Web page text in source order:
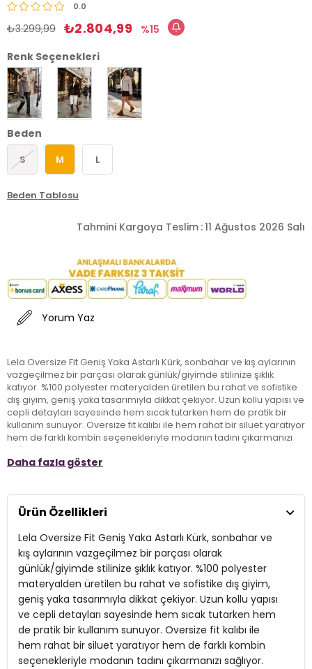
0.0
₺3.299,99 ₺2.804,99
15
Renk Seçenekleri
Beden
S M L
Beden Tablosu
Tahmini Kargoya Teslim :11 Ağustos 2026 Salı
Yorum Yaz
Lela Oversize Fit Geniş Yaka Astarlı Kürk, sonbahar ve kış aylarının
vazgeçilmez bir parçası olarak günlük/giyimde stilinize şıklık
katıyor. %100 polyester materyalden üretilen bu rahat ve sofistike
dış giyim, geniş yaka tasarımıyla dikkat çekiyor. Uzun kollu yapısı ve
cepli detayları sayesinde hem sıcak tutarken hem de pratik bir
kullanım sunuyor. Oversize fit kalıbı ile hem rahat bir siluet yaratıyor
hem de farklı kombin seçenekleriyle modanın tadını çıkarmanızı
sağlıyor. Lelanın bu şık parçası, soğuk günlerde bile stilinizden
ödün vermeden özgüvenli bir görünüm oluşturmanızı sağlıyor.
Model:
Mevsim:Sonbahar/Kış
Materyal:%100 Polyester
Yaka Tipi:Geniş Yaka
Kapama Şekli: Agraf
Kol Tipi: Uzun Kol
Daha fazla göster
Ürün Özellikleri
Lela Oversize Fit Geniş Yaka Astarlı Kürk, sonbahar ve
kış aylarının vazgeçilmez bir parçası olarak
günlük/giyimde stilinize şıklık katıyor. %100 polyester
materyalden üretilen bu rahat ve sofistike dış giyim,
geniş yaka tasarımıyla dikkat çekiyor. Uzun kollu yapısı
ve cepli detayları sayesinde hem sıcak tutarken hem
de pratik bir kullanım sunuyor. Oversize fit kalıbı ile
hem rahat bir siluet yaratıyor hem de farklı kombin
seçenekleriyle modanın tadını çıkarmanızı sağlıyor.